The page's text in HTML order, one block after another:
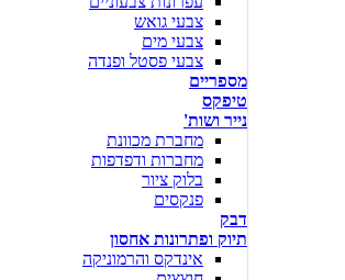
צבעי גואש
צבעי מים
צבעי פסטל ופנדה
מספריים
טיפקס
נייר ושות'
מחברת מכוונת
מחברות ודפדפות
בלוק ציור
פנקסים
דבק
תיוק ופתרונות אחסון
אינדקס והרמוניקה